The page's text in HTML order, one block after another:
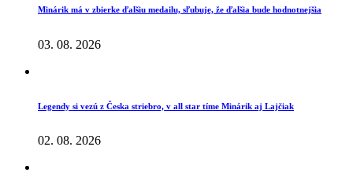
Minárik má v zbierke ďalšiu medailu, sľubuje, že ďalšia bude hodnotnejšia
03. 08. 2026
Legendy si vezú z Česka striebro, v all star tíme Minárik aj Lajčiak
02. 08. 2026